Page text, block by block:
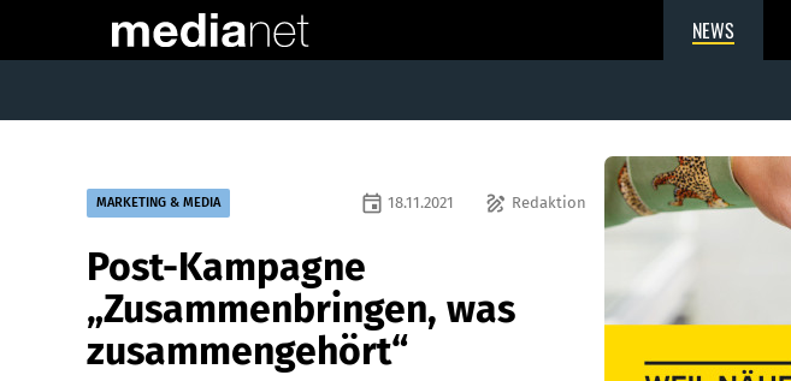
NEWS
MARKETING & MEDIA draw Redaktion
event 18.11.2021
Post-Kampagne
„Zusammenbringen, was
zusammengehört“